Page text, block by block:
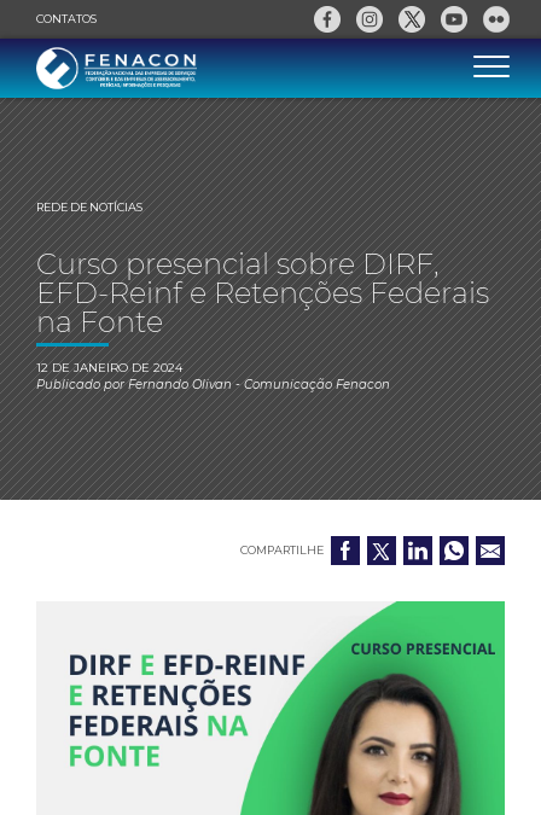
CONTATOS
REDE DE NOTÍCIAS
Curso presencial sobre DIRF,
EFD-Reinf e Retenções Federais
na Fonte
12 DE JANEIRO DE 2024
Publicado porFernando Olivan- Comunicação Fenacon
COMPARTILHE